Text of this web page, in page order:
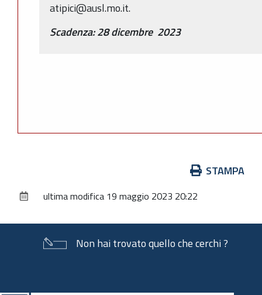
atipici@ausl.mo.it.
Scadenza:28 dicembre 2023
documento
STAMPA
ultima modifica 19 maggio 2023 20:22
Non hai trovato quello che cerchi ?